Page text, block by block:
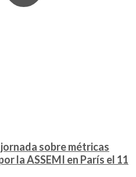
sobre métricas
la ASSEMI en París el 11